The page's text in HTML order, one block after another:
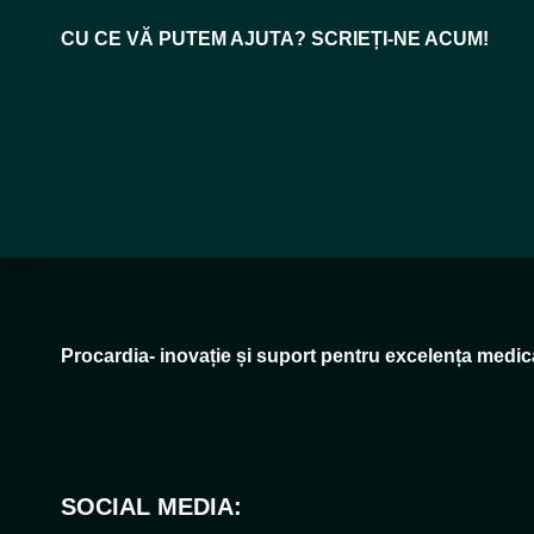
CU CE VĂ PUTEM AJUTA? SCRIEȚI-NE ACUM!
Procardia- inovație și suport pentru excelența
SOCIAL MEDIA: